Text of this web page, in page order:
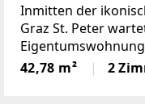
Inmitten der
Graz St. Peter
Architektonisch ein
Refugium – mit viel
42,78 m² 2